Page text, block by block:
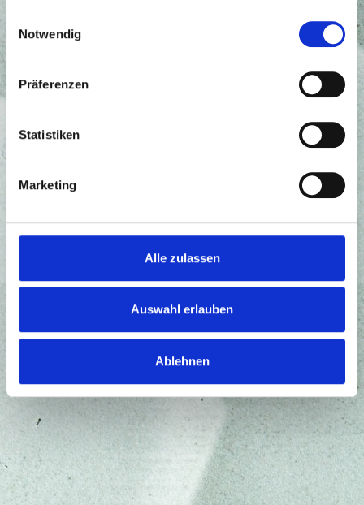
Notwendig
Präferenzen
Statistiken
Marketing
Alle zulassen
Auswahl erlauben
Ablehnen